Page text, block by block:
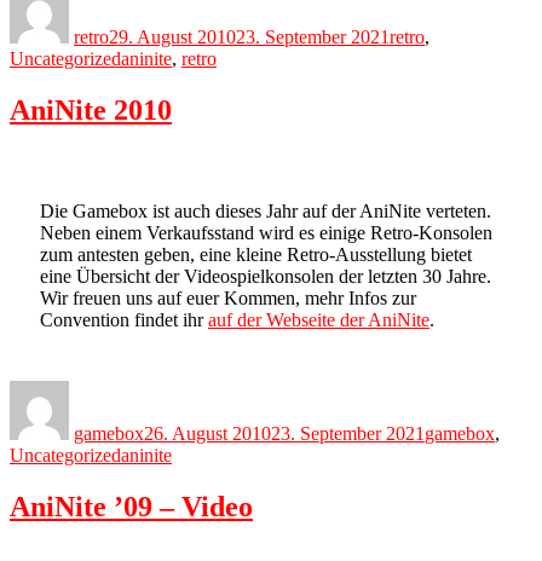
retro29. August 201023. September 2021retro,
UncategorizedTags
aninite, retro
AniNite 2010
Die Gamebox ist auch dieses Jahr auf der AniNite verteten.
Neben einem Verkaufsstand wird es einige Retro-Konsolen
zum antesten geben, eine kleine Retro-Ausstellung bietet
eine Übersicht der Videospielkonsolen der letzten 30 Jahre.
Wir freuen uns auf euer Kommen, mehr Infos zur
Convention findet ihrauf der Webseite der AniNite.
gamebox26. August 201023. September 2021 gamebox,
UncategorizedTags
aninite
AniNite ’09 – Video